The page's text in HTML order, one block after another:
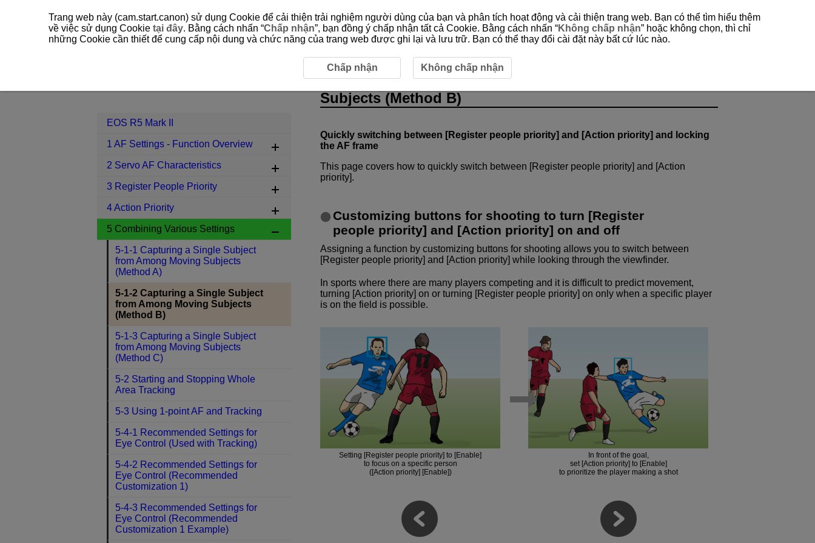
5 Combining Various Settings 5-1-2 Capturing a Single Subject from Among Moving Subjects (Method B)
5-1-2 Capturing a Single Subject from Among Moving
Subjects (Method B)
Quickly switching between [Register people priority] and [Action priority] and locking
the AF frame
This page covers how to quickly switch between [Register people priority] and [Action
priority].
Customizing buttons for shooting to turn [Register
people priority] and [Action priority] on and off
Assigning a function by customizing buttons for shooting allows you to switch between
[Register people priority] and [Action priority] while looking through the viewfinder.
In sports where there are many players competing and it is difficult to predict movement,
turning [Action priority] on or turning [Register people priority] on only when a specific player
is on the field is possible.
Setting [Register people priority] to [Enable]
to focus on a specific person
([Action priority] [Enable])
In front of the goal,
set [Action priority] to [Enable]
to prioritize the player making a shot
EOS R5 Mark II
1 AF Settings - Function Overview
2 Servo AF Characteristics
3 Register People Priority
4 Action Priority
5 Combining Various Settings
5-1-1 Capturing a Single Subject
from Among Moving Subjects
(Method A)
5-1-2 Capturing a Single Subject
from Among Moving Subjects
(Method B)
5-1-3 Capturing a Single Subject
from Among Moving Subjects
(Method C)
5-2 Starting and Stopping Whole
Area Tracking
5-3 Using 1-point AF and Tracking
5-4-1 Recommended Settings for
Eye Control (Used with Tracking)
5-4-2 Recommended Settings for
Eye Control (Recommended
Customization 1)
5-4-3 Recommended Settings for
Eye Control (Recommended
Customization 1 Example)
Trang web này (cam.start.canon) sử dụng Cookie để cải thiện trải nghiệm người dùng của bạn và phân tích hoạt động và cải thiện trang web. Bạn có thể tìm hiểu thêm
về việc sử dụng Cookie tại đây. Bằng cách nhấn “Chấp nhận”, bạn đồng ý chấp nhận tất cả Cookie. Bằng cách nhấn “Không chấp nhận” hoặc không chọn, thì chỉ
những Cookie cần thiết để cung cấp nội dung và chức năng của trang web được ghi lại và lưu trữ. Bạn có thể thay đổi cài đặt này bất cứ lúc nào.
Chấp nhận Không chấp nhận